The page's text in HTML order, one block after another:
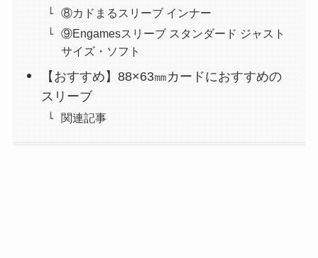
⑧カドまるスリーブ インナー
⑨Engamesスリーブ スタンダード ジャスト
サイズ・ソフト
【おすすめ】88×63㎜カードにおすすめの
スリーブ
関連記事